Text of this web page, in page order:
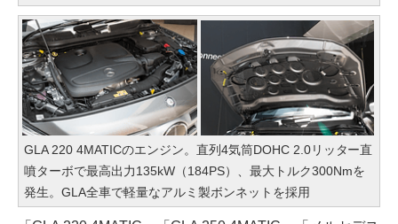
GLA 220 4MATICのエンジン。直列4気筒DOHC 2.0リッター直
噴ターボで最高出力135kW（184PS）、最大トルク300Nmを
発生。GLA全車で軽量なアルミ製ボンネットを採用